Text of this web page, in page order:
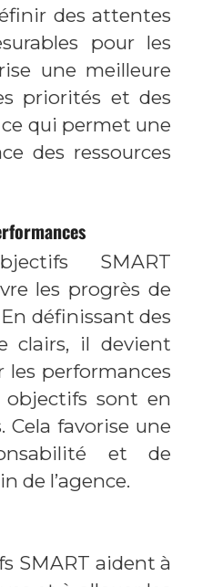
des attentes
pour les
une meilleure
priorités et des
qui permet une
des ressources
SMART
les progrès de
définissant des
clairs, il devient
les performances
sont en
Cela favorise une
et de
de l’agence.
SMART aident à